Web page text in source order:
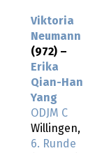
Viktoria
Neumann
(972) –
Erika
Qian-Han
Yang
ODJM C
Willingen,
6. Runde